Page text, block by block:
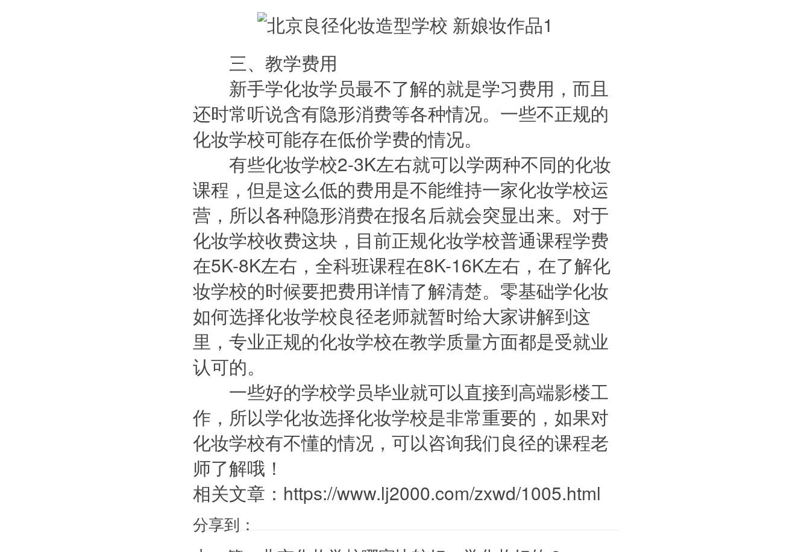
三、教学费用
新手学化妆学员最不了解的就是学习费用，而且
还时常听说含有隐形消费等各种情况。一些不正规的
化妆学校可能存在低价学费的情况。
有些化妆学校2-3K左右就可以学两种不同的化妆
课程 ，但是这么低的费用是不能维持一家化妆学校运
营，所以各种隐形消费在报名后就会突显出来。对于
化妆学校收费这块，目前正规化妆学校普通课程学费
在5K-8K左右，全科班课程在8K-16K左右，在了解化
妆学校的时候要把费用详情了解清楚。零基础学化妆
如何选择化妆学校良径老师就暂时给大家讲解到这
里，专业正规的化妆学校在教学质量方面都是受就业
认可的。
一些好的学校学员毕业就可以直接到高端影楼工
作，所以学化妆选择化妆学校是非常重要的，如果对
化妆学校有不懂的情况，可以咨询我们良径的课程老
师了解哦！
相关文章： https://www.lj2000.com/zxwd/1005.html
分享到：